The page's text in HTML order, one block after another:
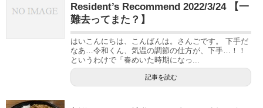
Resident’s Recommend 2022/3/24 【一
難去ってまた？】
はいこんにちは、こんばんは。さんごです。 下手だ
なあ…令和くん、気温の調節の仕方が、下手…！！
というわけで「春めいた時期になっ...
記事を読む